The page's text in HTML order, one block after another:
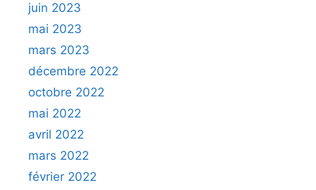
juin 2023
mai 2023
mars 2023
décembre 2022
octobre 2022
mai 2022
avril 2022
mars 2022
février 2022